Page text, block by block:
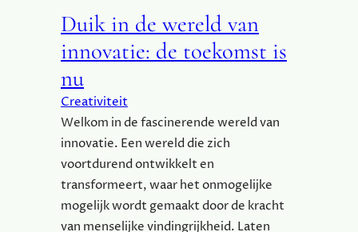
I
N
V
T
I
E
I
N
H
Duik in de wereld van
innovatie: de toekomst is
nu
Creativiteit
Welkom in de fascinerende wereld van
innovatie. Een wereld die zich
voortdurend ontwikkelt en
transformeert, waar het onmogelijke
mogelijk wordt gemaakt door de kracht
van menselijke vindingrijkheid. Laten